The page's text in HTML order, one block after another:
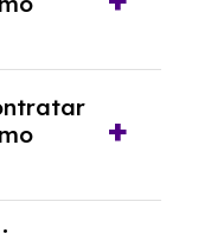
algunos
la empresa